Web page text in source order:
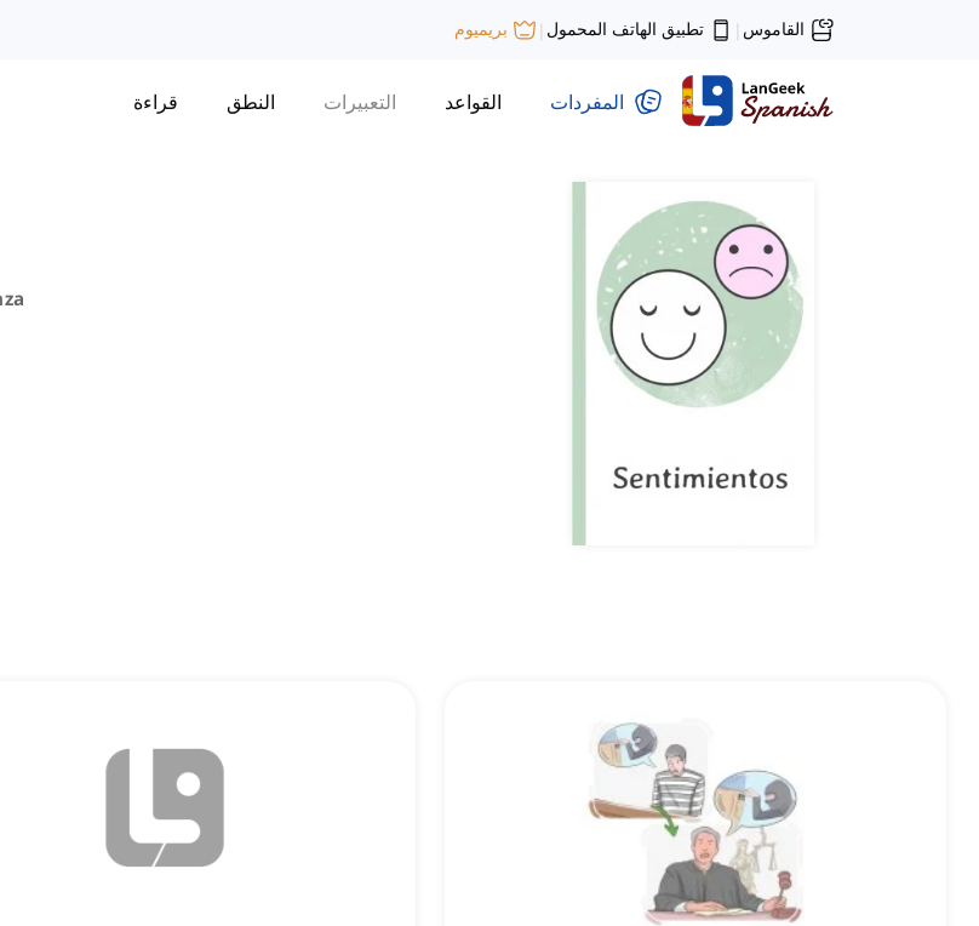
القاموس | تطبيق الهاتف المحمول | بريميوم
المفردات القواعد التعبيرات النطق قراءة